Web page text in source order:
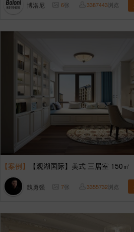
博洛尼 6张 3387443浏览
【案例】 【观湖国际】美式 三居室 150㎡
魏勇强 7张 3355732浏览